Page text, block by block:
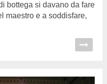
bottega si davano da fare
maestro e a soddisfare,